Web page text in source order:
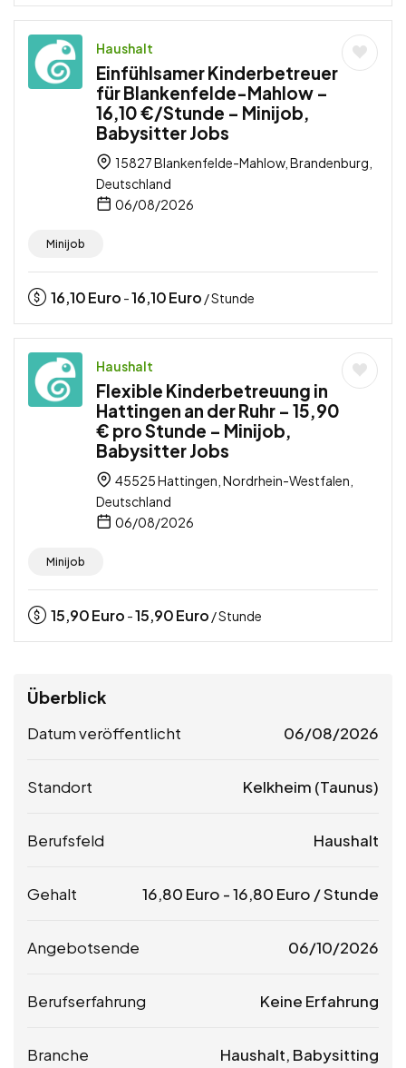
Haushalt
Einfühlsamer Kinderbetreuer
für Blankenfelde-Mahlow –
16,10 €/Stunde – Minijob,
Babysitter Jobs
15827 Blankenfelde-Mahlow, Brandenburg,
Deutschland
06/08/2026
Minijob
16,10Euro -16,10Euro / Stunde
Haushalt
Flexible Kinderbetreuung in
Hattingen an der Ruhr – 15,90
€ pro Stunde – Minijob,
Babysitter Jobs
45525 Hattingen, Nordrhein-Westfalen,
Deutschland
06/08/2026
Minijob
15,90Euro -15,90Euro / Stunde
Überblick
Datum veröffentlicht 06/08/2026
Standort Kelkheim (Taunus)
Berufsfeld Haushalt
Gehalt 16,80 Euro -16,80 Euro / Stunde
Angebotsende 06/10/2026
Berufserfahrung Keine Erfahrung
Branche Haushalt, Babysitting